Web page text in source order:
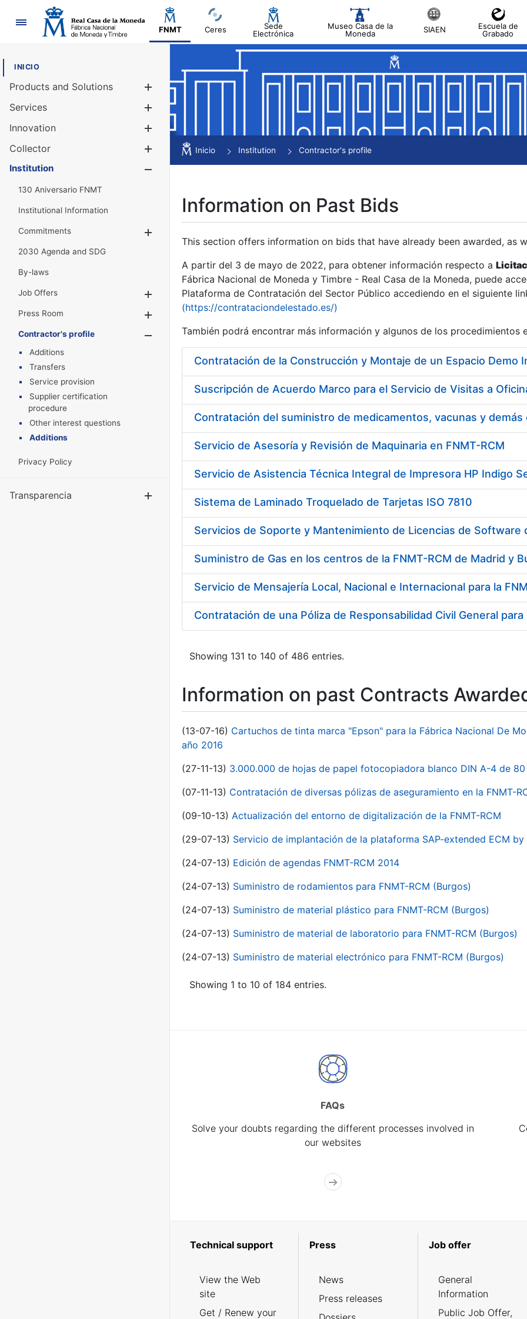
Navigation
FNMT Ceres
Sede
Electrónica
Museo Casa de la
Moneda
SIAEN
Escuela de
Grabado
INICIO
Products and Solutions
Services
Innovation
Collector
Show/Hide
Institution
130 Aniversario FNMT
Institutional Information
Commitments
2030 Agenda and SDG
By-laws
Job Offers
Show/Hide
Press Room
Show/Hide
Contractor's profile
Show/Hide
Additions
Transfers
Service provision
Supplier certification
procedure
Other interest questions
Additions
Privacy Policy
Transparencia Show/Hide
Inicio Institution Contractor's profile
Information on Past Bids
This section offers information on bids that have already been awarded, as
A partir del 3 de mayo de 2022, para obtener información respecto a
Fábrica Nacional de Moneda y Timbre - Real Casa de la Moneda, puede
Plataforma de Contratación del Sector Público accediendo en el siguiente
(https://contrataciondelestado.es/)
También podrá encontrar más información y algunos de los procedimientos
Suscripción de Acuerdo Marco para el Servicio de Visitas a
Servicio de Asesoría y Revisión de Maquinaria en FNMT-RCM
Servicio de Asistencia Técnica Integral de Impresora HP Indigo
Sistema de Laminado Troquelado de Tarjetas ISO 7810
Servicios de Soporte y Mantenimiento de Licencias de Software
Suministro de Gas en los centros de la FNMT-RCM de Madrid y
Servicio de Mensajería Local, Nacional e Internacional para la
Contratación de una Póliza de Responsabilidad Civil General para
Showing 131 to 140 of 486 entries.
Information on past Contracts
(13-07-16) Cartuchos de tinta marca "Epson" para la Fábrica Nacional De
año 2016
(27-11-13) 3.000.000 de hojas de papel fotocopiadora blanco DIN A-4 de 80
(07-11-13) Contratación de diversas pólizas de aseguramiento en la FNMT-
(09-10-13) Actualización del entorno de digitalización de la FNMT-RCM
(29-07-13) Servicio de implantación de la plataforma SAP-extended ECM by
(24-07-13) Edición de agendas FNMT-RCM 2014
(24-07-13) Suministro de rodamientos para FNMT-RCM (Burgos)
(24-07-13) Suministro de material plástico para FNMT-RCM (Burgos)
(24-07-13) Suministro de material de laboratorio para FNMT-RCM (Burgos)
(24-07-13) Suministro de material electrónico para FNMT-RCM (Burgos)
Showing 1 to 10 of 184 entries.
FAQs
Solve your doubts regarding the different processes involved in
our websites
Technical support
View the Web
site
Get / Renew your
Press
News
Press releases
Job offer
General
Information
Public Job Offer,